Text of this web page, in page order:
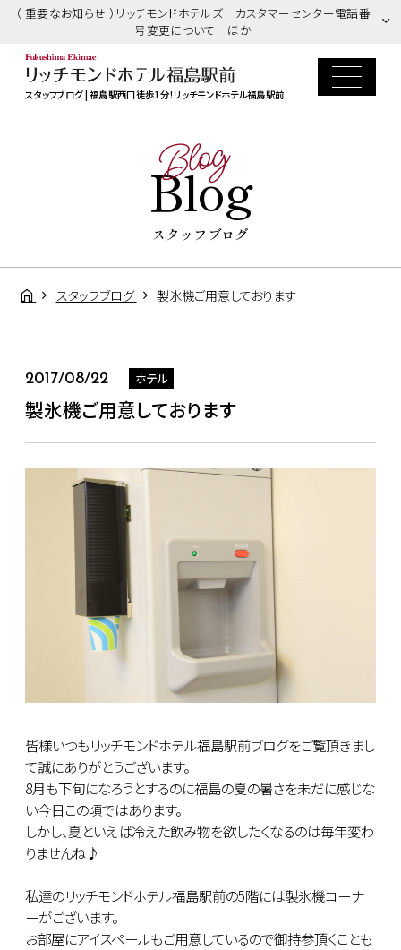
（ 重要なお知らせ ）リッチモンドホテルズ カスタマーセンター電話番
号変更について ほか
スタッフブログ | 福島駅西口徒歩1分！リッチモンドホテル福島駅前
Blog
Blog
スタッフブログ
スタッフブログ 製氷機ご用意しております
2017/08/22 ホテル
製氷機ご用意しております
皆様いつもリッチモンドホテル福島駅前ブログをご覧頂きまし
て誠にありがとうございます。
8月も下旬になろうとするのに福島の夏の暑さを未だに感じな
い今日この頃ではあります。
しかし、夏といえば冷えた飲み物を欲したくなるのは毎年変わ
りませんね♪
私達のリッチモンドホテル福島駅前の5階には製氷機コーナ
ーがございます。
お部屋にアイスペールもご用意しているので御持参頂くことも